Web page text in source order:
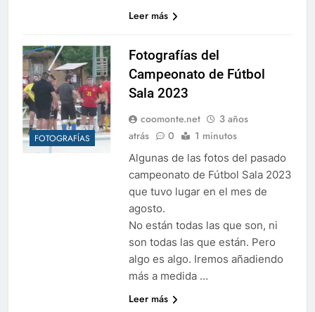
Leer más
FOTOGRAFÍAS
Fotografías del
Campeonato de Fútbol
Sala 2023
coomonte.net
3 años
atrás
0 1 minutos
Algunas de las fotos del pasado
campeonato de Fútbol Sala 2023
que tuvo lugar en el mes de
agosto.
No están todas las que son, ni
son todas las que están. Pero
algo es algo. Iremos añadiendo
más a medida …
Leer más